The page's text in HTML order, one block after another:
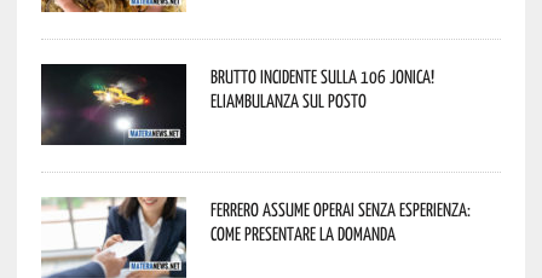
Brutto incidente sulla 106 Jonica!
Eliambulanza sul posto
Ferrero assume operai senza esperienza:
come presentare la domanda